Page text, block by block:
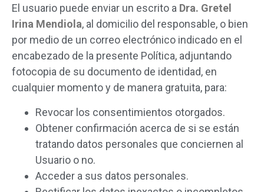
El usuario puede enviar un escrito a Dra. Gretel
Irina Mendiola, al domicilio del responsable, o bien
por medio de un correo electrónico indicado en el
encabezado de la presente Política, adjuntando
fotocopia de su documento de identidad, en
cualquier momento y de manera gratuita, para:
Revocar los consentimientos otorgados.
Obtener confirmación acerca de si se están
tratando datos personales que conciernen al
Usuario o no.
Acceder a sus datos personales.